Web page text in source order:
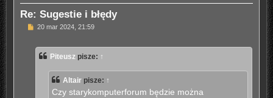
Re: Sugestie i błędy
P
t
20 mar 2024, 21:59
Piteusz pisze: ↑
Altairpisze: ↑
Czy starykomputerforum będzie można